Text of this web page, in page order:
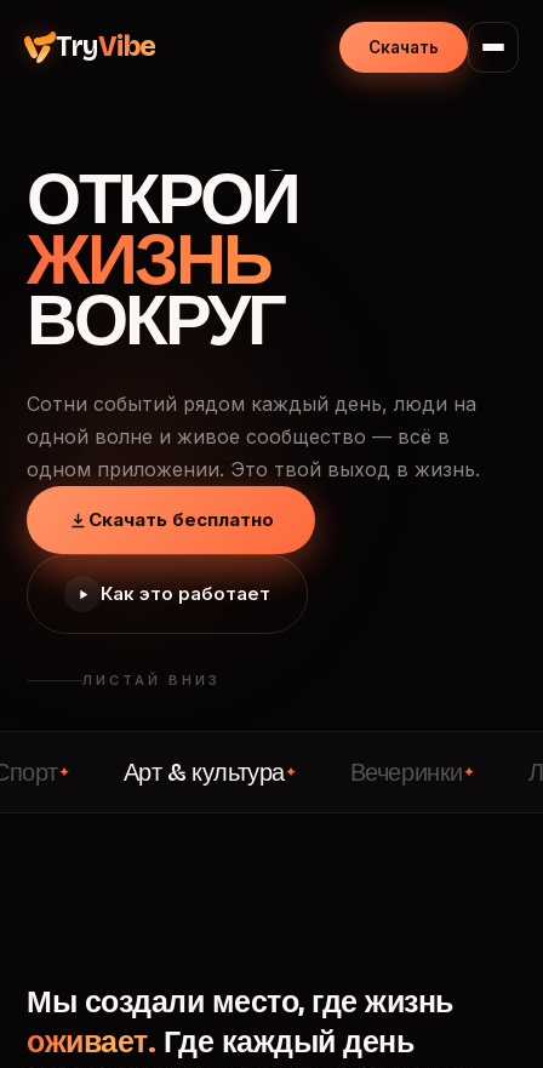
TryVibe Скачать
ОТКРОЙ
ЖИЗНЬ
ВОКРУГ
Сотни событий рядом каждый день, люди на
одной волне и живое сообщество — всё в
одном приложении. Это твой выход в жизнь.
Скачать бесплатно
Как это работает
ЛИСТАЙ ВНИЗ
Арт & культура✦ Вечеринки✦ Лекции ✦
Мы создали место, где жизнь
оживает. Где каждый день